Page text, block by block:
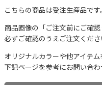
こちらの商品は受注生産品です。
商品画像の「ご注文前にご確
必ずご確認のうえご注文くださ
オリジナルカラーや他アイテ
下記ページを参考にお問い合わ